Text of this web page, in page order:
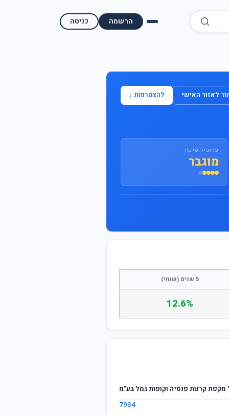
כניסה הרשמה
השוואת בתי השקעות למסחר עצמאי
מאמרים ומדריכים לאזור האישי להצטרפות ↓
פרופיל סיכון
מוגבר
5 שנים (שנתי)
12.6%
מקפת קרנות פנסיה וקופות גמל בע"מ
7934